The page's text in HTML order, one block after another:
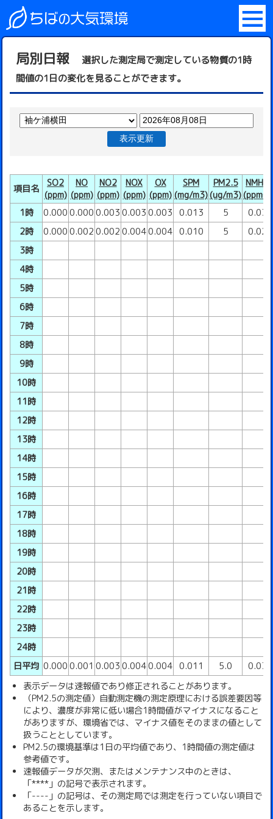
局別日報
選択した測定局で測定している物質の1時
間値の1日の変化を見ることができます。
表示更新
項目名
SO2
(ppm)
NO
(ppm)
NO2
(ppm)
NOX
(ppm)
OX
(ppm)
SPM
(mg/m3)
PM2.5
(ug/m3)
NMHC
(ppmC)
1時
0.000 0.000 0.003 0.003 0.003 0.013 5
0.03
2時
0.000 0.002 0.002 0.0040.004 0.010 5
0.02
3時
4時
5時
6時
7時
8時
9時
10時
11時
12時
13時
14時
15時
16時
17時
18時
19時
20時
21時
22時
23時
24時
日平均 0.000 0.001 0.003 0.0040.004 0.011 5.0
0.03
表示データは速報値であり修正されることがあります。
（PM2.5の測定値）自動測定機の測定原理における誤差要因等
により、濃度が非常に低い場合1時間値がマイナスになること
がありますが、環境省では、マイナス値をそのままの値として
扱うこととしています。
PM2.5の環境基準は1日の平均値であり、1時間値の測定値は
参考値です。
速報値データが欠測、またはメンテナンス中のときは、
「****」の記号で表示されます。
「----」の記号は、その測定局では測定を行っていない項目で
あることを示します。